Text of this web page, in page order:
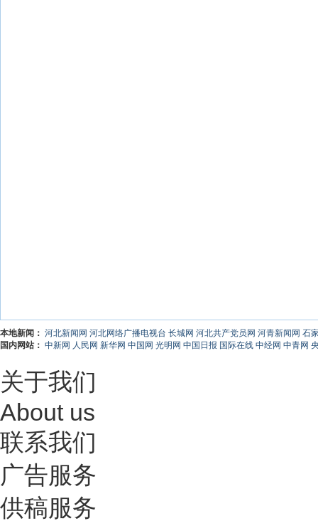
本地新闻： 河北新闻网 河北网络广播电视台 长城网 河北共产党员网 河青新闻网 石
国内网站： 中新网 人民网 新华网 中国网 光明网 中国日报 国际在线 中经网 中青网
关于我们
About us
联系我们
广告服务
供稿服务